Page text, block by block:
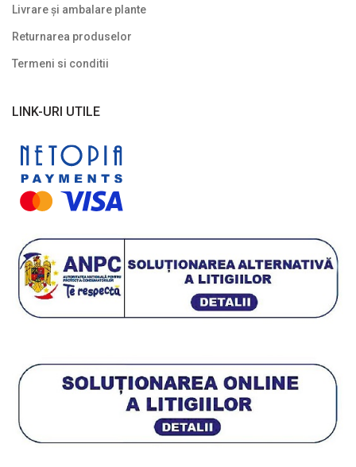
Livrare și ambalare plante
Returnarea produselor
Termeni si conditii
LINK-URI UTILE